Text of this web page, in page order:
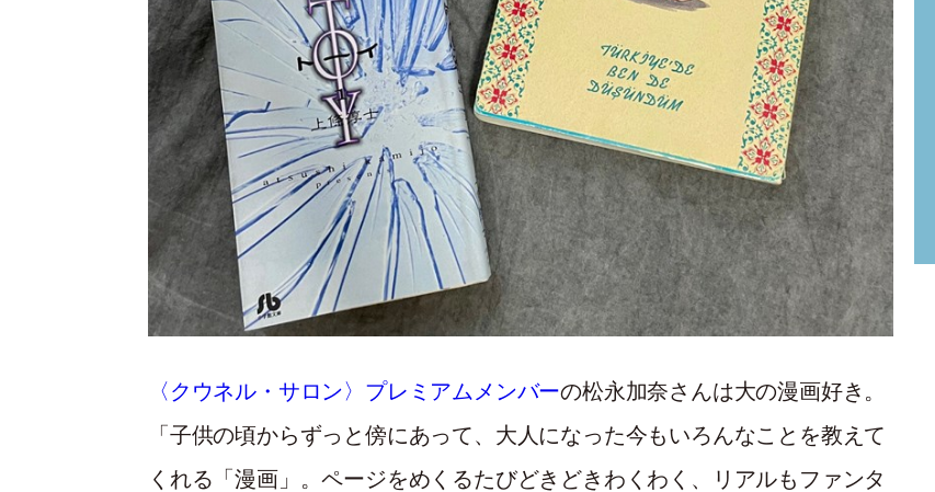
〈クウネル・サロン〉プレミアムメンバーの松永加奈さんは大の漫画好き。
「子供の頃からずっと傍にあって、大人になった今もいろんなことを教えて
くれる「漫画」。ページをめくるたびどきどきわくわく、リアルもファンタ